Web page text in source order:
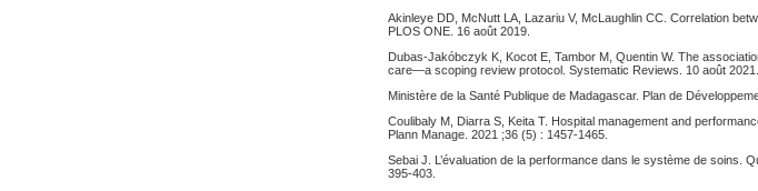
Akinleye DD, McNutt LA, Lazariu V, McLaughlin CC. Correlation
PLOS ONE. 16 août 2019.
Dubas-Jakóbczyk K, Kocot E, Tambor M, Quentin W. The
care—a scoping review protocol. Systematic Reviews. 10 août 2021.
Ministère de la Santé Publique de Madagascar. Plan de
Coulibaly M, Diarra S, Keita T. Hospital management and
Plann Manage. 2021 ;36 (5) : 1457-1465.
Sebai J. L’évaluation de la performance dans le système de soins.
395‑403.